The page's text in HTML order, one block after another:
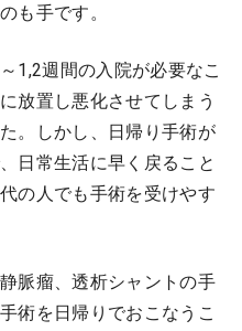
も手です。
1,2週間の入院が必要なこ
放置し悪化させてしまう
。しかし、日帰り手術が
日常生活に早く戻ること
の人でも手術を受けやす
脈瘤、透析シャントの手
術を日帰りでおこなうこ